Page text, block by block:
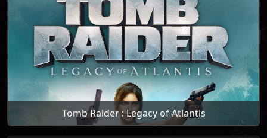
Tomb Raider : Legacy of Atlantis